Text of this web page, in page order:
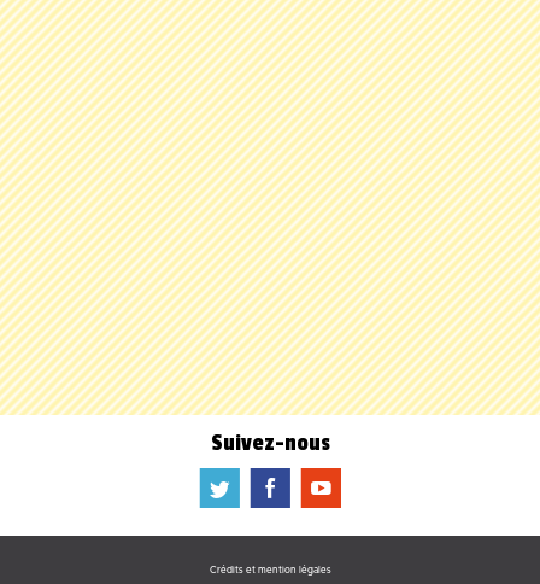
Suivez-nous
a b f
Crédits et mention légales